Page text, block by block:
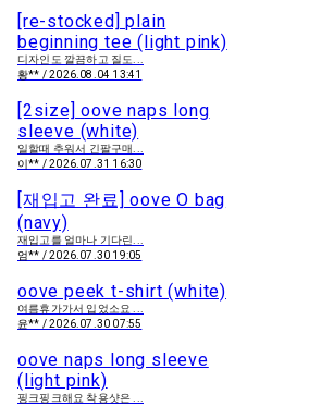
[re-stocked] plain
beginning tee (light pink)
디자인도 깔끔하고 질도...
황** / 2026.08.04 13:41
[2size] oove naps long
sleeve (white)
일할때 추워서 긴팔구매...
이** / 2026.07.31 16:30
[재입고 완료] oove O bag
(navy)
재입고를 얼마나 기다린...
엄** / 2026.07.30 19:05
oove peek t-shirt (white)
여름휴가가서 입었소요 ...
윤** / 2026.07.30 07:55
oove naps long sleeve
(light pink)
핑크핑크해요 착용샷은 ...